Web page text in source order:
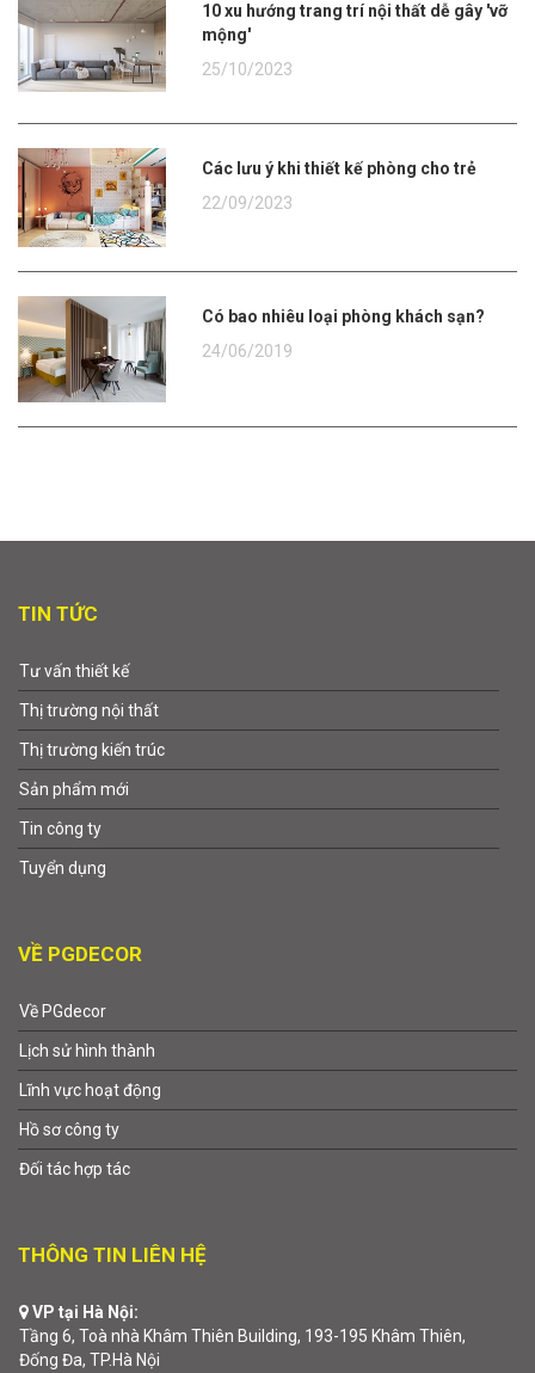
10 xu hướng trang trí nội thất dễ gây 'vỡ
mộng'
25/10/2023
Các lưu ý khi thiết kế phòng cho trẻ
22/09/2023
Có bao nhiêu loại phòng khách sạn?
24/06/2019
TIN TỨC
Tư vấn thiết kế
Thị trường nội thất
Thị trường kiến trúc
Sản phẩm mới
Tin công ty
Tuyển dụng
VỀ PGDECOR
Về PGdecor
Lịch sử hình thành
Lĩnh vực hoạt động
Hồ sơ công ty
Đối tác hợp tác
THÔNG TIN LIÊN HỆ
VP tại Hà Nội:
Tầng 6, Toà nhà Khâm Thiên Building, 193-195 Khâm Thiên,
Đống Đa, TP.Hà Nội